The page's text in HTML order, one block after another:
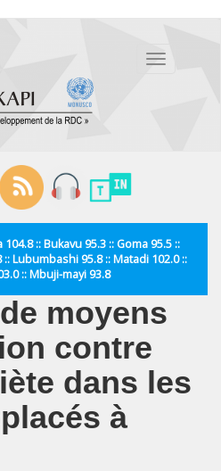
Toggle
:: Bukavu 95.3 :: Goma 95.5 ::
Lubumbashi 95.8 :: Matadi 102.0 ::
:: Mbuji-mayi 93.8
moyens
contre
dans les
à